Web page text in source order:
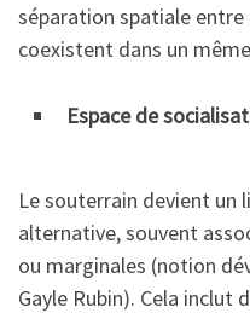
séparation spatiale
coexistent dans un
Espace de
Le souterrain devient un
alternative, souvent
ou marginales (notion
Gayle Rubin). Cela